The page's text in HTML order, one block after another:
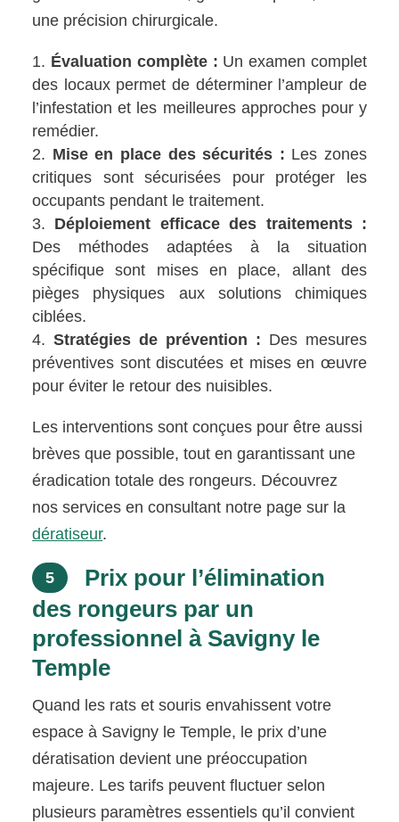
une précision chirurgicale.
Évaluation complète : Un examen complet
des locaux permet de déterminer l’ampleur de
l’infestation et les meilleures approches pour y
remédier.
Mise en place des sécurités : Les zones
critiques sont sécurisées pour protéger les
occupants pendant le traitement.
Déploiement efficace des traitements :
Des méthodes adaptées à la situation
spécifique sont mises en place, allant des
pièges physiques aux solutions chimiques
ciblées.
Stratégies de prévention : Des mesures
préventives sont discutées et mises en œuvre
pour éviter le retour des nuisibles.
Les interventions sont conçues pour être aussi
brèves que possible, tout en garantissant une
éradication totale des rongeurs. Découvrez
nos services en consultant notre page sur la
dératiseur.
5
Prix pour l’élimination
des rongeurs par un
professionnel à Savigny le
Temple
Quand les rats et souris envahissent votre
espace à Savigny le Temple, le prix d’une
dératisation devient une préoccupation
majeure. Les tarifs peuvent fluctuer selon
plusieurs paramètres essentiels qu’il convient